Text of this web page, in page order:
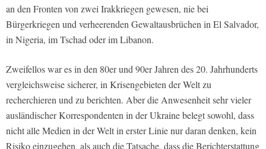
an den Fronten von zwei Irakkriegen gewesen, nie bei
Bürgerkriegen und verheerenden Gewaltausbrüchen in El Salvador,
in Nigeria, im Tschad oder im Libanon.
Zweifellos war es in den 80er und 90er Jahren des 20. Jahrhunderts
vergleichsweise sicherer, in Krisengebieten der Welt zu
recherchieren und zu berichten. Aber die Anwesenheit sehr vieler
ausländischer Korrespondenten in der Ukraine belegt sowohl, dass
nicht alle Medien in der Welt in erster Linie nur daran denken, kein
Risiko einzugehen, als auch die Tatsache, dass die Berichterstattung